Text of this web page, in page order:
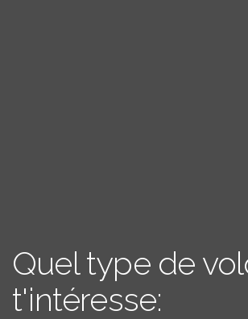
Quel type de
t'intéresse: